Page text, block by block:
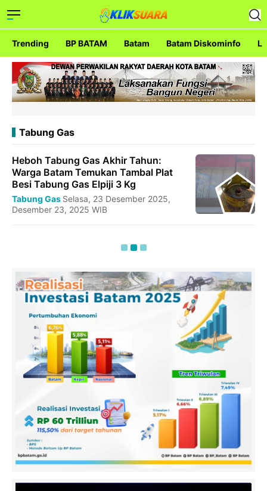
Trending BP BATAM Batam Batam Diskominfo
Tabung Gas
Heboh Tabung Gas Akhir Tahun:
Warga Batam Temukan Tambal Plat
Besi Tabung Gas Elpiji 3 Kg
Tabung Gas Selasa, 23 Desember 2025,
Desember 23, 2025 WIB